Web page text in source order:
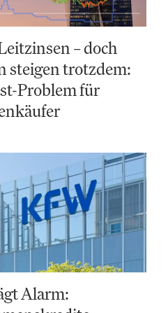
– doch
steigen trotzdem:
Problem für
Alarm: